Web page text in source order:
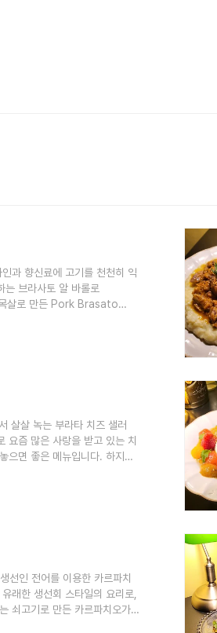
과 향신료에 고기를 천천히 익
는 브라사토 알 바롤로
살로 만든 Pork Brasato
인) 750ml 양파 1개 (다진 것)
살살 녹는 부라타 치즈 샐러
요즘 많은 사랑을 받고 있는 치
으면 좋은 메뉴입니다. 하지
잎: 10g 방울토마토: 8~10개
인 전어를 이용한 카르파치
래한 생선회 스타일의 요리로,
쇠고기로 만든 카르파치오가